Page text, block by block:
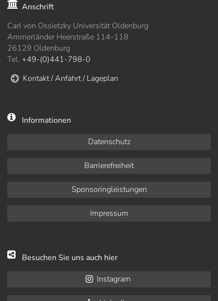
Anschrift
Carl von Ossietzky Universität Oldenburg
Ammerländer Heerstraße 114-118
26129 Oldenburg
Tel. +49-(0)441-798-0
Kontakt / Anfahrt / Lageplan
Informationen
Datenschutz
Barrierefreiheit
Sponsoringleistungen
Impressum
Besuchen Sie uns auch hier
Instagram